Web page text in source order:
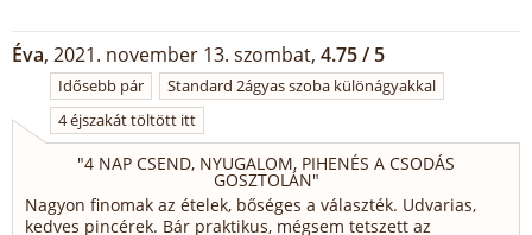
Éva, 2021. november 13. szombat, 4.75 / 5
Idősebb pár
Standard 2ágyas szoba különágyakkal
4 éjszakát töltött itt
"4 NAP CSEND, NYUGALOM, PIHENÉS A CSODÁS
GOSZTOLÁN"
Nagyon finomak az ételek, bőséges a választék. Udvarias,
kedves pincérek. Bár praktikus, mégsem tetszett az